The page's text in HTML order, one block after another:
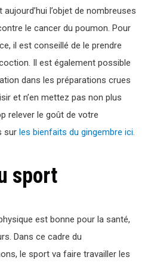
aujourd’hui l’objet de nombreuses
le cancer du poumon. Pour
il est conseillé de le prendre
Il est également possible
dans les préparations crues
et n’en mettez pas non plus
relever le goût de votre
sur les bienfaits du gingembre ici.
sport
est bonne pour la santé,
Dans ce cadre du
le sport va faire travailler les